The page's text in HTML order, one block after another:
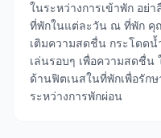
ในระหว่างการเข้าพัก อย่
ที่พักในแต่ละวัน ณ ที่พัก คุ
เติมความสดชื่น กระโดดน้
เล่นรอบๆ เพื่อความสดชื่น
ด้านฟิตเนสในที่พักเพื่อรัก
ระหว่างการพักผ่อน